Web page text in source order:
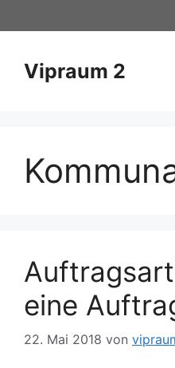
Inhalt
Vipraum 2
eine
22. Mai 2018 von